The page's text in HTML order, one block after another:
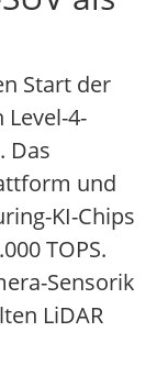
Start der
4-
Das
und
KI-Chips
TOPS.
Sensorik
LiDAR